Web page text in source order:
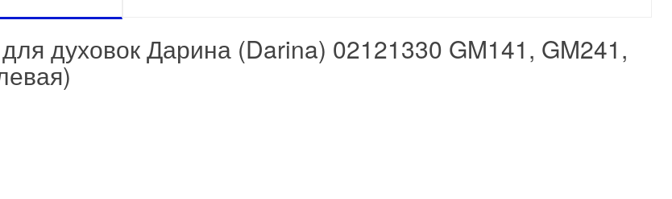
духовок Дарина (Darina) 02121330 GM141, GM241,